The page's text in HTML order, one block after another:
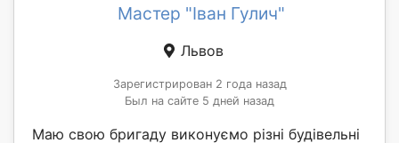
Мастер "Іван Гулич"
Львов
Зарегистрирован 2 года назад
Был на сайте 5 дней назад
Маю свою бригаду виконуємо різні будівельні